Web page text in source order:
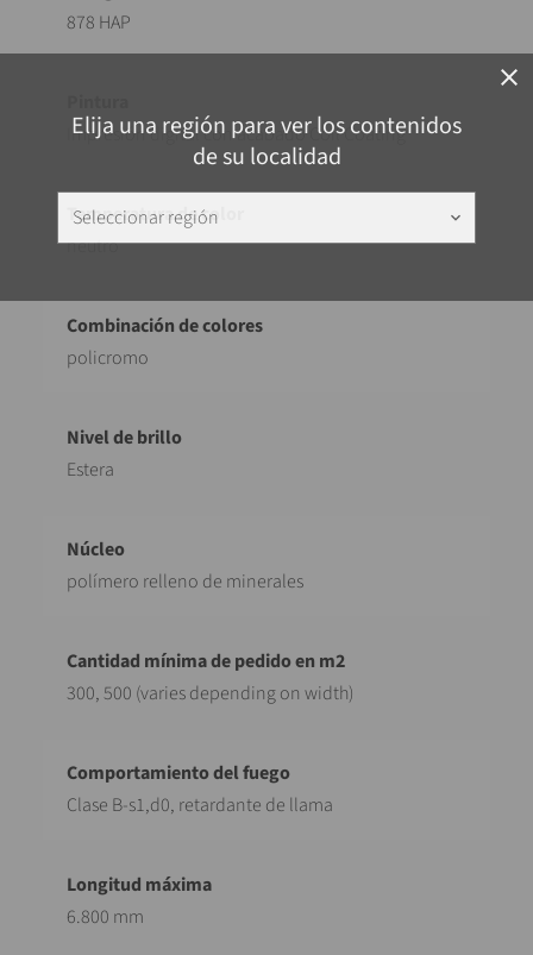
close
Elija una región para ver los contenidos
de su localidad
Seleccionar región keyboard_arrow_down
878 HAP
Impresión digital con acabado Coil Coating
neutro
policromo
Estera
polímero relleno de minerales
300, 500 (varies depending on width)
Clase B-s1,d0, retardante de llama
6.800 mm